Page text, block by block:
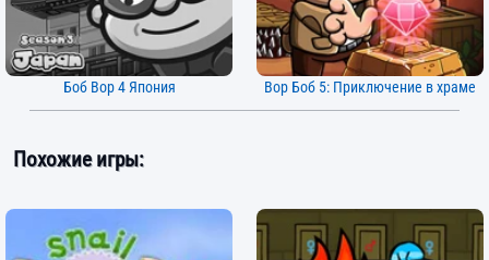
Боб Вор 4 Япония Вор Боб 5: Приключение в храме
Похожие игры: